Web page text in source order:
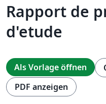
Rapport de
d'etude
Als Vorlage öffnen
PDF anzeigen